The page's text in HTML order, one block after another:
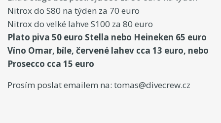
Nitrox do S80 na týden za 70 euro
Nitrox do velké lahve S100 za 80 euro
Plato piva 50 euro Stella nebo Heineken 65 euro
Víno Omar, bíle, červené lahev cca 13 euro, nebo
Prosecco cca 15 euro
Prosím poslat emailem na: tomas@divecrew.cz